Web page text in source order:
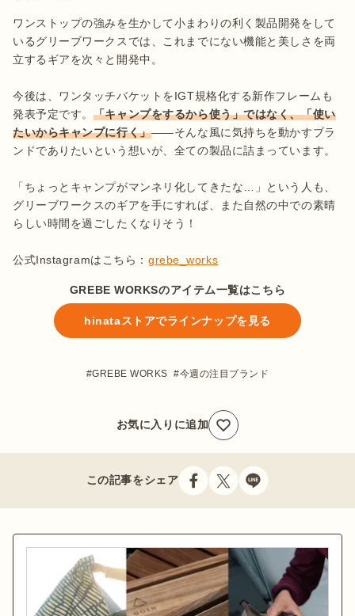
ワンストップの強みを生かして小まわりの利く製品開発をして
いるグリーブワークスでは、これまでにない機能と美しさを両
立するギアを次々と開発中。
今後は、ワンタッチバケットをIGT規格化する新作フレームも
発表予定です。 「キャンプをするから使う」ではなく、「使い
たいからキャンプに行く」——そんな風に気持ちを動かすブラ
ンドでありたいという想いが、全ての製品に詰まっています。
「ちょっとキャンプがマンネリ化してきたな…」という人も、
グリーブワークスのギアを手にすれば、また自然の中での素晴
らしい時間を過ごしたくなりそう！
公式Instagramはこちら： grebe_works
GREBE WORKSのアイテム一覧はこちら
hinataストアでラインナップを見る
GREBE WORKS 今週の注目ブランド
お気に入りに追加
この記事をシェア